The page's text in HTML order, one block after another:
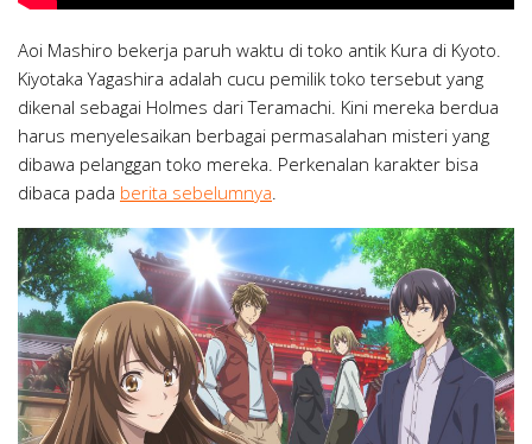
Aoi Mashiro bekerja paruh waktu di toko antik Kura di Kyoto.
Kiyotaka Yagashira adalah cucu pemilik toko tersebut yang
dikenal sebagai Holmes dari Teramachi. Kini mereka berdua
harus menyelesaikan berbagai permasalahan misteri yang
dibawa pelanggan toko mereka. Perkenalan karakter bisa
dibaca pada berita sebelumnya.